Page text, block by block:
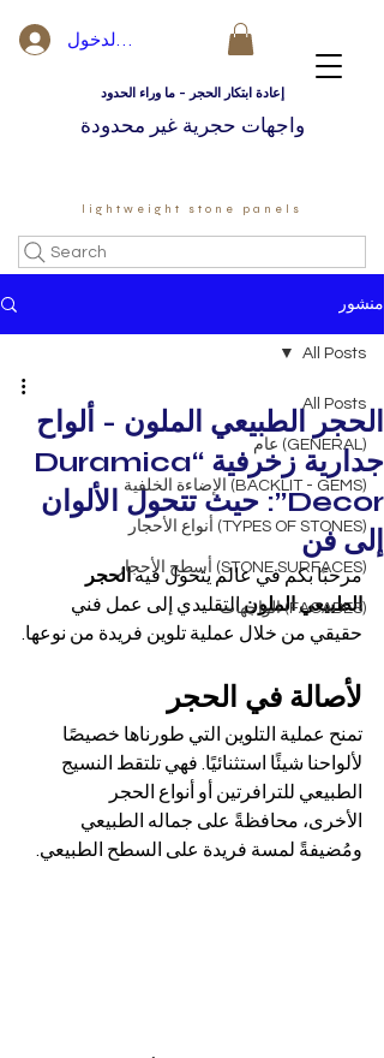
تسجيل الدخول
Search
إعادة ابتكار الحجر - ما وراء الحدود
واجهات حجرية غير محدودة
lightweight stone panels
منشور
All Posts
(GENERAL) عام
(BACKLIT - GEMS) الإضاءة الخلفية
(TYPES OF STONES) أنواع الأحجار
(STONE SURFACES) أسطح الأحجار
(FACADES) الواجهات
All Posts
الحجر الطبيعي الملون - ألواح
جدارية زخرفية “Duramica
Decor”: حيث تتحول الألوان
إلى فن
مرحبًا بكم في عالم يتحول فيه الحجر
الطبيعي الملون التقليدي إلى عمل فني
حقيقي من خلال عملية تلوين فريدة من نوعها.
لأصالة في الحجر
تمنح عملية التلوين التي طورناها خصيصًا
لألواحنا شيئًا استثنائيًا. فهي تلتقط النسيج
الطبيعي للترافرتين أو أنواع الحجر
الأخرى، محافظةً على جماله الطبيعي
ومُضيفةً لمسة فريدة على السطح الطبيعي.